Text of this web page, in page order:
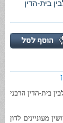
בית-הדין
בית-הדין הרבני
מעוניינים לדון